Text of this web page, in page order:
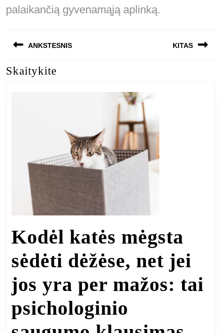
palaikančią gyvenamąją aplinką.
Navigacija
tarp
ANKSTESNIS
Previous
KITAS
Skaitykite
Kodėl katės mėgsta
sėdėti dėžėse, net jei
jos yra per mažos: tai
psichologinio